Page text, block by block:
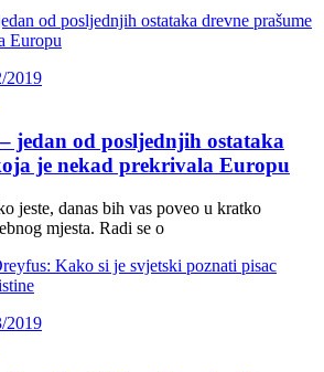
2019
jedan od posljednjih ostataka
je nekad prekrivala Europu
jeste, danas bih vas poveo u kratko
mjesta. Radi se o
2019